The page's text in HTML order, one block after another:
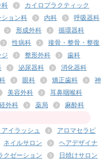
科
カイロプラクティック
ション科 内科
呼吸器科
形成外科
循環器科
性病科
接骨・整骨・整復
整形外科
歯科
泌尿器科
消化器科
眼科 矯正歯科
神
美容外科
耳鼻咽喉科
外科 薬局 麻酔科
イラッシュ
アロマセラピ
ネイルサロン
ヘアデザイナ
クゼーション
日焼けサロン